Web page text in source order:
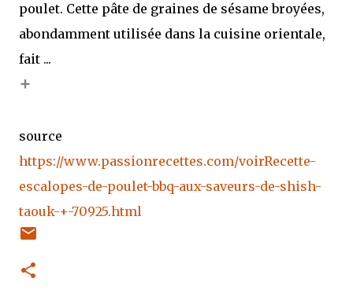
poulet. Cette pâte de graines de sésame broyées,
abondamment utilisée dans la cuisine orientale,
fait ...
+
source
https://www.passionrecettes.com/voirRecette-
escalopes-de-poulet-bbq-aux-saveurs-de-shish-
taouk-+-70925.html